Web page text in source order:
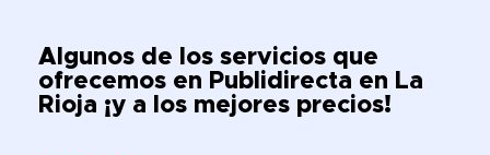
Algunos de los servicios que
ofrecemos en Publidirecta en La
Rioja ¡y a los mejores precios!